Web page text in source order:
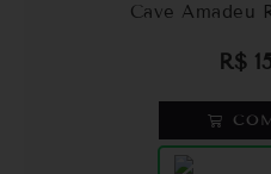
Cave Amadeu
R$